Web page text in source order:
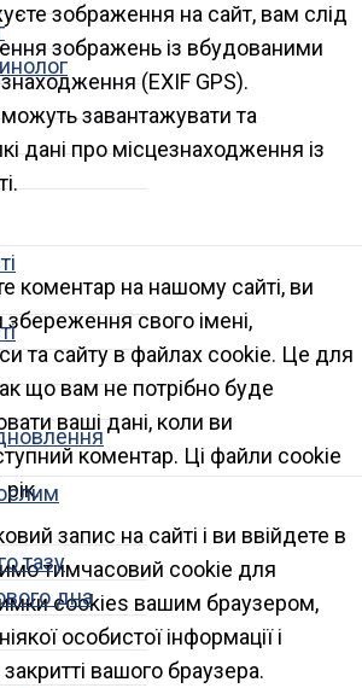
тазу
дна
зображення на сайт, вам слід
зображень із вбудованими
(EXIF GPS).
можуть завантажувати та
дані про місцезнаходження із
коментар на нашому сайті, ви
свого імені,
та сайту в файлах cookie. Це для
що вам не потрібно буде
ваші дані, коли ви
коментар. Ці файли cookie
запис на сайті і ви ввійдете в
тимчасовий cookie для
cookies вашим браузером,
особистої інформації і
вашого браузера.